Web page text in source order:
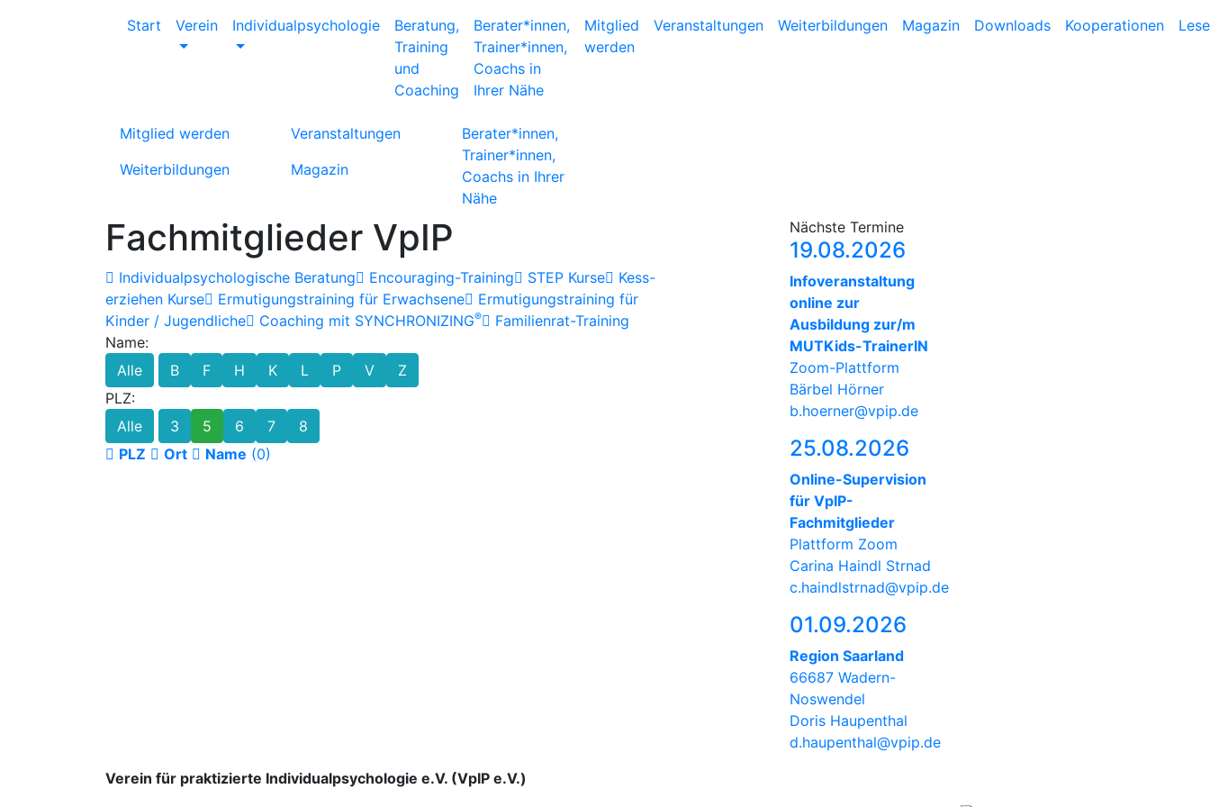
Start Verein Individualpsychologie
Beratung,
Training
und
Coaching
Berater*innen,
Trainer*innen,
Coachs in
Ihrer Nähe
Mitglied
werden
Veranstaltungen Weiterbildungen Magazin Downloads Kooperationen
Mitglied werden
Weiterbildungen
Veranstaltungen
Magazin
Berater*innen,
Trainer*innen,
Coachs in Ihrer
Nähe
Fachmitglieder VpIP
Individualpsychologische Beratung Encouraging-Training STEP Kurse
Kess-
erziehen Kurse
Ermutigungstraining für Erwachsene
Ermutigungstraining für
Kinder / Jugendliche
Coaching mit SYNCHRONIZING®
Familienrat-Training
Name:
Alle
B F H K L P V
Z
PLZ:
Alle
3 5 6 7
8
PLZ
Ort Name (0)
Nächste Termine
19.08.2026
Infoveranstaltung
online zur
Ausbildung zur/m
MUTKids-TrainerIN
Zoom-Plattform
Bärbel Hörner
b.hoerner@vpip.de
25.08.2026
Online-Supervision
für VpIP-
Fachmitglieder
Plattform Zoom
Carina Haindl Strnad
c.haindlstrnad@vpip.de
01.09.2026
Region Saarland
66687 Wadern-
Noswendel
Doris Haupenthal
d.haupenthal@vpip.de
Verein für praktizierte Individualpsychologie e.V. (VpIP e.V.)